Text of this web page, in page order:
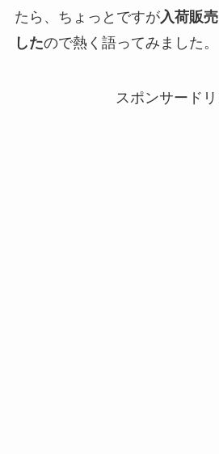
たら、ちょっとですが入荷販
したので熱く語ってみました。
スポンサード